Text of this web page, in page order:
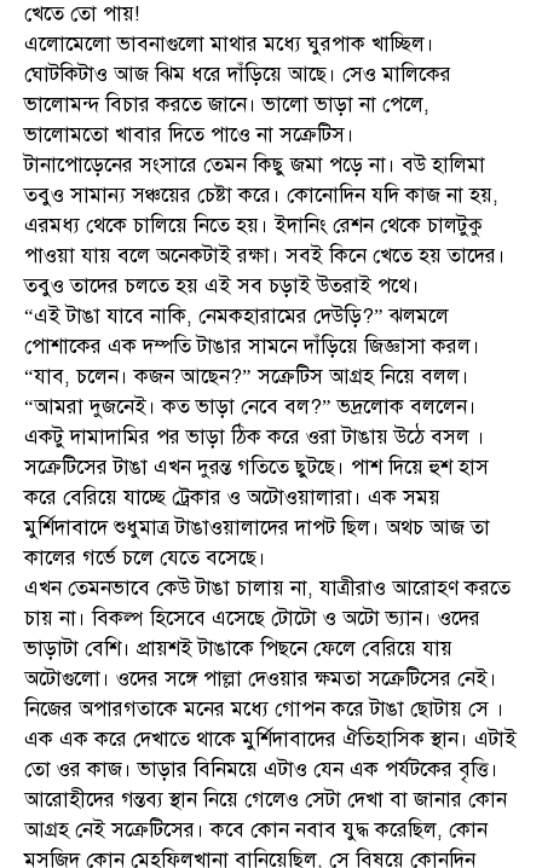
খেতে তো পায়!
এলোমেলো ভাবনাগুলো মাথার মধ্যে ঘুরপাক খাচ্ছিল।
ঘোটকিটাও আজ ঝিম ধরে দাঁড়িয়ে আছে। সেও মালিকের
ভালোমন্দ বিচার করতে জানে। ভালো ভাড়া না পেলে,
ভালোমতো খাবার দিতে পাওে না সক্রেটিস।
টানাপোড়েনের সংসারে তেমন কিছু জমা পড়ে না। বউ হালিমা
তবুও সামান্য সঞ্চয়ের চেষ্টা করে। কোনোদিন যদি কাজ না হয়,
এরমধ্য থেকে চালিয়ে নিতে হয়। ইদানিং রেশন থেকে চালটুকু
পাওয়া যায় বলে অনেকটাই রক্ষা। সবই কিনে খেতে হয় তাদের।
তবুও তাদের চলতে হয় এই সব চড়াই উতরাই পথে।
“এই টাঙা যাবে নাকি, নেমকহারামের দেউড়ি?” ঝলমলে
পোশাকের এক দম্পতি টাঙার সামনে দাঁড়িয়ে জিজ্ঞাসা করল।
“যাব, চলেন। কজন আছেন?” সক্রেটিস আগ্রহ নিয়ে বলল।
“আমরা দুজনেই। কত ভাড়া নেবে বল?” ভদ্রলোক বললেন।
একটু দামাদামির পর ভাড়া ঠিক করে ওরা টাঙায় উঠে বসল ।
সক্রেটিসের টাঙা এখন দুরন্ত গতিতে ছুটছে। পাশ দিয়ে হুশ হাস
করে বেরিয়ে যাচ্ছে ট্রেকার ও অটোওয়ালারা। এক সময়
মুর্শিদাবাদে শুধুমাত্র টাঙাওয়ালাদের দাপট ছিল। অথচ আজ তা
কালের গর্ভে চলে যেতে বসেছে।
এখন তেমনভাবে কেউ টাঙা চালায় না, যাত্রীরাও আরোহণ করতে
চায় না। বিকল্প হিসেবে এসেছে টোটো ও অটো ভ্যান। ওদের
ভাড়াটা বেশি। প্রায়শই টাঙাকে পিছনে ফেলে বেরিয়ে যায়
অটোগুলো। ওদের সঙ্গে পাল্লা দেওয়ার ক্ষমতা সক্রেটিসের নেই।
নিজের অপারগতাকে মনের মধ্যে গোপন করে টাঙা ছোটায় সে ।
এক এক করে দেখাতে থাকে মুর্শিদাবাদের ঐতিহাসিক স্থান। এটাই
তো ওর কাজ। ভাড়ার বিনিময়ে এটাও যেন এক পর্যটকের বৃত্তি।
আরোহীদের গন্তব্য স্থান নিয়ে গেলেও সেটা দেখা বা জানার কোন
আগ্রহ নেই সক্রেটিসের। কবে কোন নবাব যুদ্ধ করেছিল, কোন
মসজিদ কোন মেহফিলখানা বানিয়েছিল, সে বিষয়ে কোনদিন